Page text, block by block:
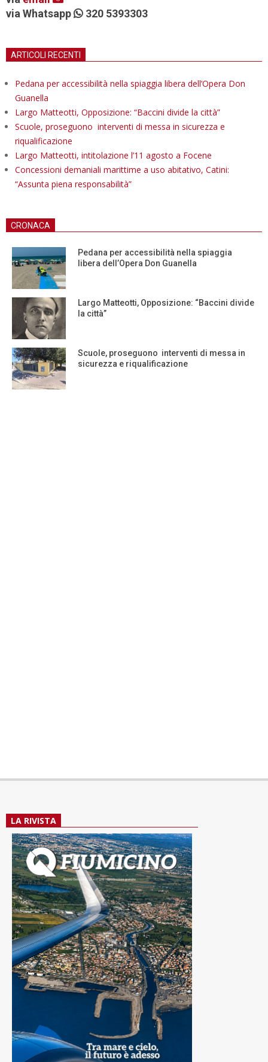
via Whatsapp
320 5393303
ARTICOLI RECENTI
Pedana per accessibilità nella spiaggia libera dell’Opera Don
Guanella
Largo Matteotti, Opposizione: “Baccini divide la città”
Scuole, proseguono interventi di messa in sicurezza e
riqualificazione
Largo Matteotti, intitolazione l’11 agosto a Focene
Concessioni demaniali marittime a uso abitativo, Catini:
“Assunta piena responsabilità”
CRONACA
Pedana per accessibilità nella spiaggia
libera dell’Opera Don Guanella
Largo Matteotti, Opposizione: “Baccini divide
la città”
Scuole, proseguono interventi di messa in
sicurezza e riqualificazione
LA RIVISTA